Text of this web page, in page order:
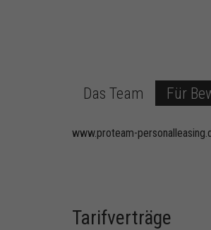
Das Team Für
www.proteam-
Tarifverträge